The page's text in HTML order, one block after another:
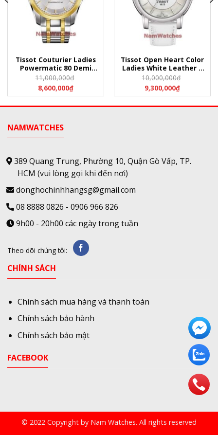
Tissot Couturier Ladies
Powermatic 80 Demi
Gold – T035.207.22.031.00
(T0352072203100)
11,000,000₫
8,600,000₫
Tissot Open Heart Color
Ladies White Leather –
T050.207.17.117.05
(T0502071711705)
10,000,000₫
9,300,000₫
NAMWATCHES
389 Quang Trung, Phường 10, Quận Gò Vấp, TP.
HCM (vui lòng gọi khi đến nơi)
donghochinhhangsg@gmail.com
08 8888 0826 - 0906 966 826
9h00 - 20h00 các ngày trong tuần
Theo dõi chúng tôi:
CHÍNH SÁCH
Chính sách mua hàng và thanh toán
Chính sách bảo hành
Chính sách bảo mật
FACEBOOK
© 2022 Copyright by Nam Watches. All rights reserved